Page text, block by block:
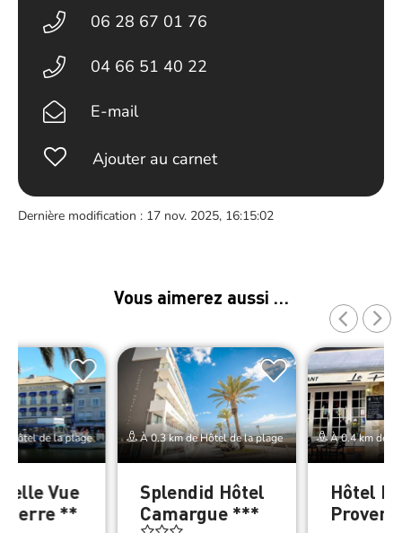
06 28 67 01 76
04 66 51 40 22
E-mail
Ajouter au carnet
Dernière modification : 17 nov. 2025, 16:15:02
Vous aimerez aussi …
Hôtel de la plage
Vue
**
À 0.3 km de Hôtel de la plage
Splendid Hôtel
Camargue ***
À 0.4 km de
Hôtel Le